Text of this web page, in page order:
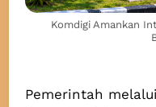
Komdigi Amankan
Pemerintah